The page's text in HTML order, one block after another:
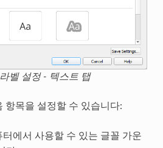
라벨 설정 - 텍스트 탭
항목을 설정할 수 있습니다:
터에서 사용할 수 있는 글꼴 가운